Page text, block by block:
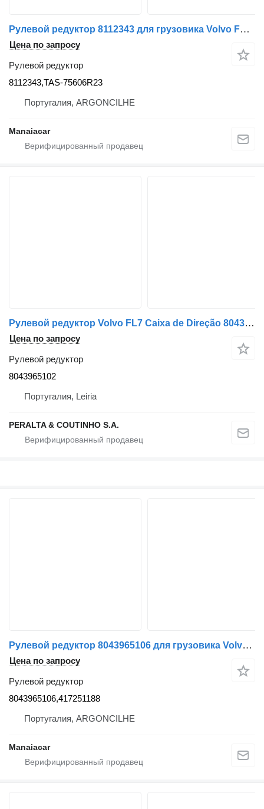
Рулевой редуктор 8112343 для грузовика Volvo FL 6 | 85 - 00
Цена по запросу
Рулевой редуктор
8112343,TAS-75606R23
Португалия, ARGONCILHE
Manaiacar
Рулевой редуктор Volvo FL7 Caixa de Direção 8043965102 для грузовика
Цена по запросу
Рулевой редуктор
8043965102
Португалия, Leiria
PERALTA & COUTINHO S.A.
Рулевой редуктор 8043965106 для грузовика Volvo FL 6 | 85 - 00
Цена по запросу
Рулевой редуктор
8043965106,417251188
Португалия, ARGONCILHE
Manaiacar